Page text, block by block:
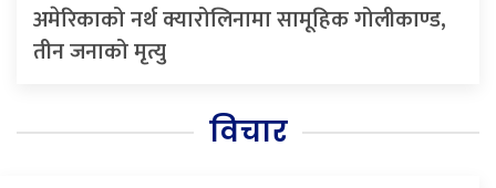
अमेरिकाको नर्थ क्यारोलिनामा सामूहिक गोलीकाण्ड,
तीन जनाको मृत्यु
विचार